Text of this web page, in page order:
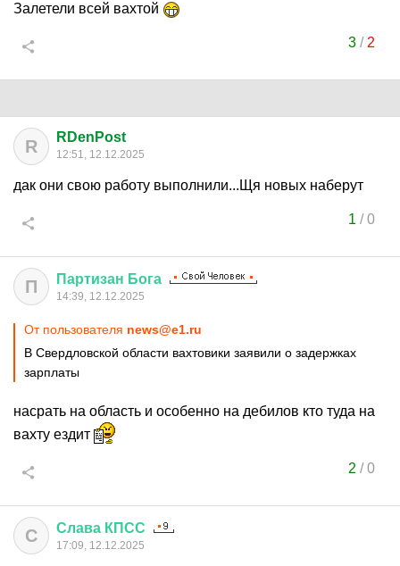
Залетели всей вахтой
3/ 2
R RDenPost
12:51, 12.12.2025
дак они свою работу выполнили...Щя новых наберут
1 /0
П Партизан Бога
14:39, 12.12.2025
От пользователя news@e1.ru
В Свердловской области вахтовики заявили о задержках
зарплаты
насрать на область и особенно на дебилов кто туда на
вахту ездит
2 /0
С Слава КПСС
17:09, 12.12.2025